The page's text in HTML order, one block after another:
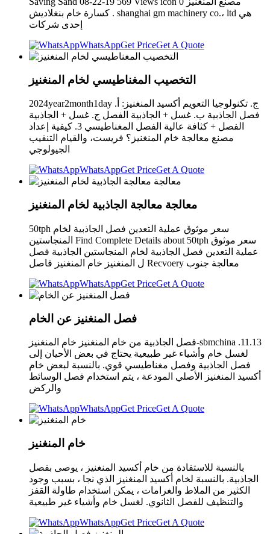
كسارة خام بنغلاديش . shanghai gm machinery co.، ltd هي
إحدى شركات
WhatsAppGet PriceGet A Quote
التخصيب المغناطيسي لخام المنغنيز
2024year2month1day ج. تكنولوجيا التعويم أكسيد المنغنيز: أ.
فصل الجاذبية ب. غسل + الجاذبية الفصل ج. غسل + الجاذبية
الفصل + كثافة عالية الفصل المغناطيسي 3. كيفية إعداد
مصنع معالجة خام المنغنيز؟ فريست، والقيام التنقيب
الجيولوجي
WhatsAppGet PriceGet A Quote
معالجة معالجة الجاذبية لخام المنغنيز
50tph سعر موثوق عملية التعدين فصل الجاذبية لخام
المنجاستين Find Complete Details about 50tph سعر موثوق
عملية التعدين فصل الجاذبية لخام المنجاستين الجاذبية فصل
ل المنغنيز خام المنغنيز فاصل Recvoery معالجة جنوب
WhatsAppGet PriceGet A Quote
فصل المنغنيز عن الخام
فصل الجاذبية من خام المنغنيز خام المنغنيز-sbmchina .11.13
لغسل خام وأشياء غير طبيعية يحتاج في بعض الأحيان إلى
فصل الجاذبية وفصل مغناطيسي قوي. بالنسبة لبعض خام
أكسيد المنغنيز الأصلي المودعة ، يتم استخدام فصل الوسائط
والركض
WhatsAppGet PriceGet A Quote
خام المنغنيز
بالنسبة للاستفادة من خام أكسيد المنغنيز ، يوصى بفصل
الجاذبية. بالنسبة لخام أكسيد المنغنيز الذي نجا ، بسبب وجود
الكثير من الملاط والغرامات ، يمكن استخدام طاولة القفز
والتنظيف للفصل الثانوي. لغسل خام وأشياء غير طبيعية
WhatsAppGet PriceGet A Quote